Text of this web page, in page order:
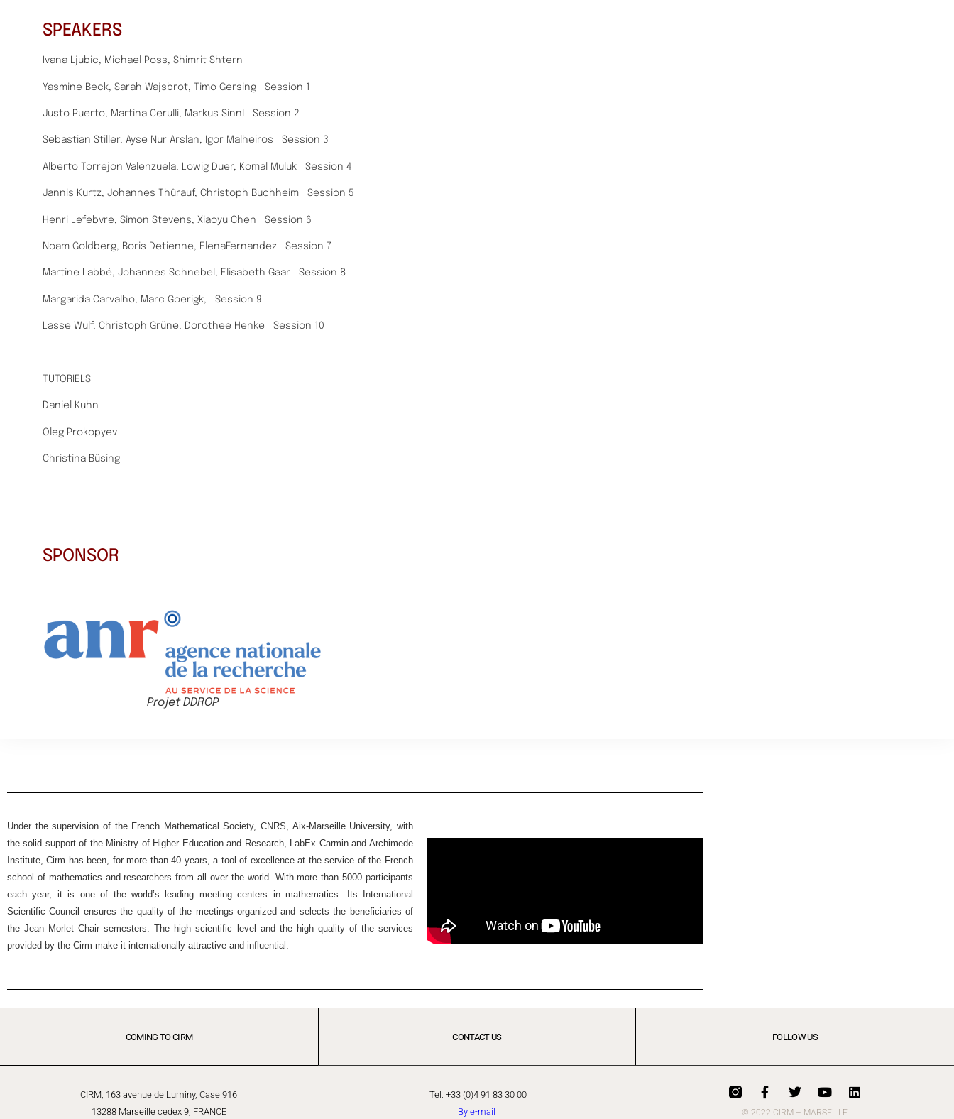
SPEAKERS
Ivana Ljubic, Michael Poss, Shimrit Shtern
Yasmine Beck, Sarah Wajsbrot, Timo Gersing Session 1
Justo Puerto, Martina Cerulli, Markus Sinnl Session 2
Sebastian Stiller, Ayse Nur Arslan, Igor Malheiros Session 3
Alberto Torrejon Valenzuela, Lowig Duer, Komal Muluk Session 4
Jannis Kurtz, Johannes Thûrauf, Christoph Buchheim Session 5
Henri Lefebvre, Simon Stevens, Xiaoyu Chen Session 6
Noam Goldberg, Boris Detienne, ElenaFernandez Session 7
Martine Labbé, Johannes Schnebel, Elisabeth Gaar Session 8
Margarida Carvalho, Marc Goerigk, Session 9
Lasse Wulf, Christoph Grüne, Dorothee Henke Session 10
TUTORIELS
Daniel Kuhn
Oleg Prokopyev
Christina Büsing
SPONSOR
Projet DDROP
Under the supervision of the French Mathematical Society, CNRS, Aix-Marseille University, with
the solid support of the Ministry of Higher Education and Research, LabEx Carmin and Archimede
Institute, Cirm has been, for more than 40 years, a tool of excellence at the service of the French
school of mathematics and researchers from all over the world. With more than 5000 participants
each year, it is one of the world’s leading meeting centers in mathematics. Its International
Scientific Council ensures the quality of the meetings organized and selects the beneficiaries of
the Jean Morlet Chair semesters. The high scientific level and the high quality of the services
provided by the Cirm make it internationally attractive and influential.
COMING TO CIRM
CIRM, 163 avenue de Luminy, Case 916
13288 Marseille cedex 9, FRANCE
CONTACT US
Tel: +33 (0)4 91 83 30 00
By e-mail
FOLLOW US
© 2022 CIRM – MARSEiLLE